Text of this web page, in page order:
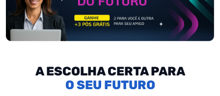
A ESCOLHA CERTA PARA
SEU FUTURO